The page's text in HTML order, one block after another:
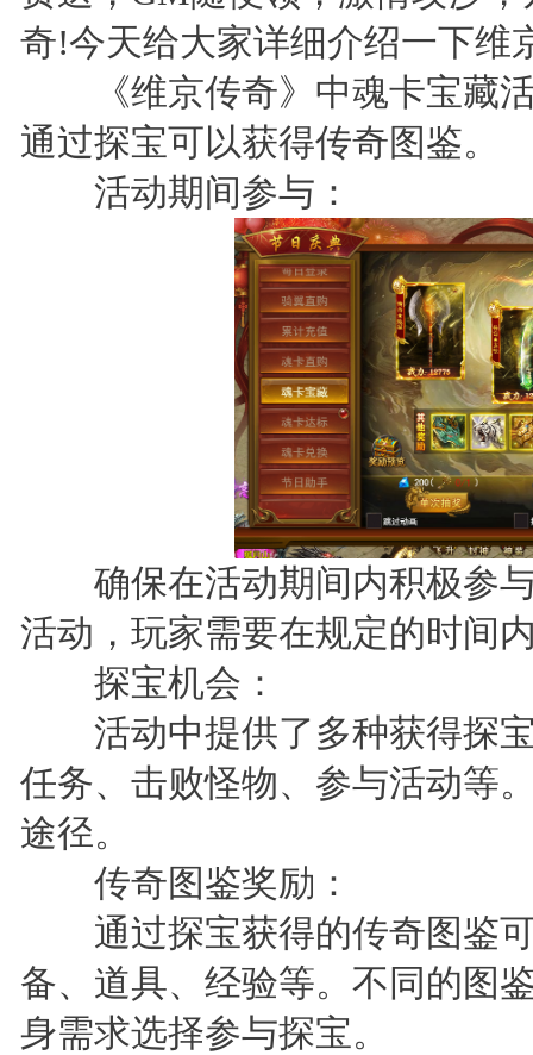
奇!今天给大家详细介绍一下维
《维京传奇》中魂卡宝藏活
通过探宝可以获得传奇图鉴。
活动期间参与：
确保在活动期间内积极参与
活动，玩家需要在规定的时间
探宝机会：
活动中提供了多种获得探宝
任务、击败怪物、参与活动等
途径。
传奇图鉴奖励：
通过探宝获得的传奇图鉴可
备、道具、经验等。不同的图
身需求选择参与探宝。